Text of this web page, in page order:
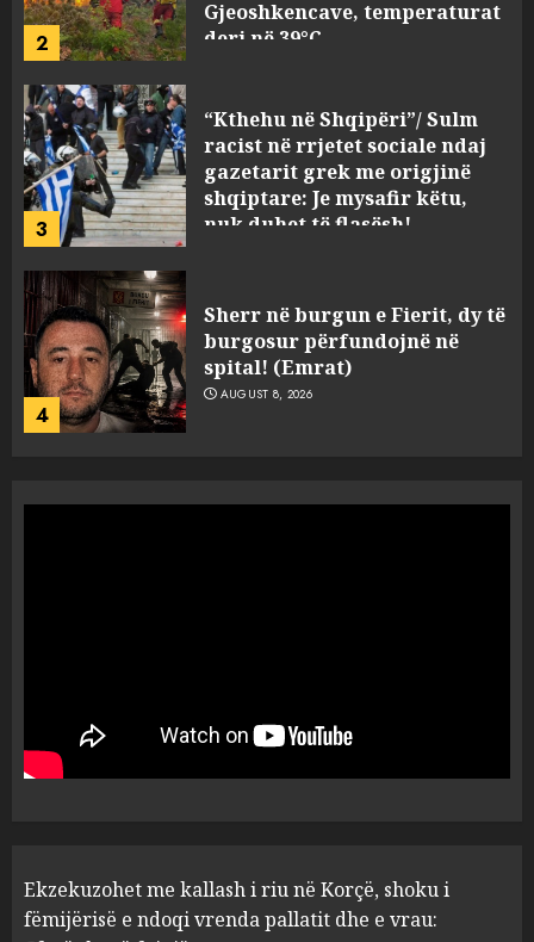
2
Gjeoshkencave, temperaturat
deri në 39°C
3
“Kthehu në Shqipëri”/ Sulm
racist në rrjetet sociale ndaj
gazetarit grek me origjinë
shqiptare: Je mysafir këtu,
nuk duhet të flasësh!
4
Sherr në burgun e Fierit, dy të
burgosur përfundojnë në
spital! (Emrat)
AUGUST 8, 2026
1
ndoqi vrenda pallatit dhe e
vrau: Çfarë thonë fqinjët
AUGUST 8, 2026
zjarresh në 8 qarqe
paralajmëron Instituti i
Ekzekuzohet me kallash i riu në Korçë, shoku i
fëmijërisë e ndoqi vrenda pallatit dhe e vrau: